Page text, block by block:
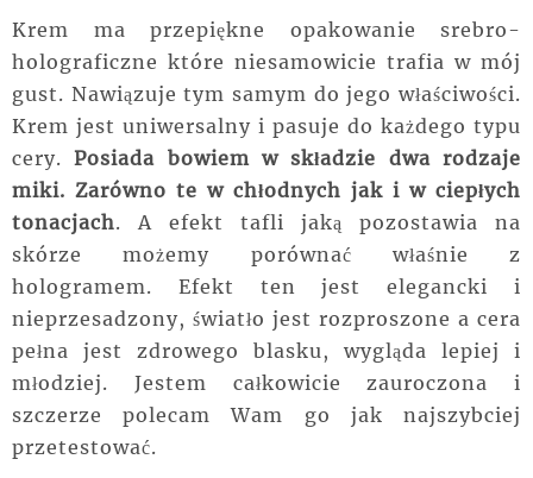
Krem ma przepiękne opakowanie srebro-
holograficzne które niesamowicie trafia w mój
gust. Nawiązuje tym samym do jego właściwości.
Krem jest uniwersalny i pasuje do każdego typu
cery.Posiada bowiem w składzie dwa rodzaje
miki. Zarówno te w chłodnych jak i w ciepłych
tonacjach. A efekt tafli jaką pozostawia na
skórze możemy porównać właśnie z
hologramem. Efekt ten jest elegancki i
nieprzesadzony, światło jest rozproszone a cera
pełna jest zdrowego blasku, wygląda lepiej i
młodziej. Jestem całkowicie zauroczona i
szczerze polecam Wam go jak najszybciej
przetestować.